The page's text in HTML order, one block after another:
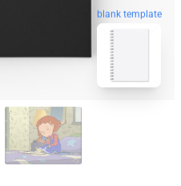
blank template